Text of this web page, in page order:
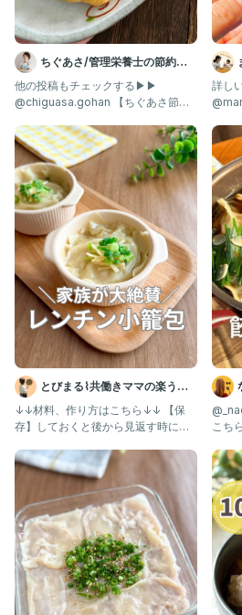
ちぐあさ/管理栄養士の節約う
まレシピ
他の投稿もチェックする▶︎▶︎
@chiguasa.gohan 【ちぐあさ節約
とびまる⌇共働きママの楽うま
レシピ
↓↓材料、作り方はこちら↓↓ 【保
存】しておくと後から見返す時に便
詳し
こち